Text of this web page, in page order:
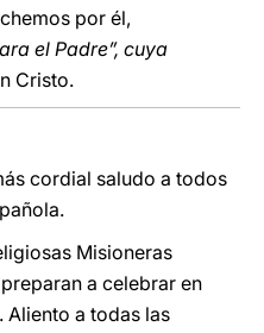
por él,
el Padre”, cuya
Cristo.
cordial saludo a todos
Misioneras
a celebrar en
Aliento a todas las